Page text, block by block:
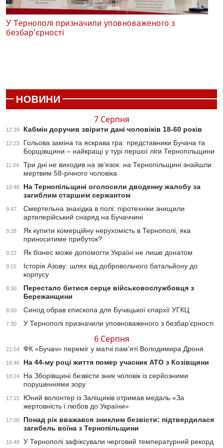
У Тернополі призначили уповноваженого з
безбар’єрності
НОВИНИ
7 Серпня
12:39 Кабмін доручив звірити дані чоловіків 18-60 років
12:23
Гольова заміна та яскрава гра: представники Бучача та
Борщівщини – найкращі у турі першої ліги Тернопільщини
11:04
Три дні не виходив на зв’язок: на Тернопільщині знайшли
мертвим 58-річного чоловіка
10:48
На Тернопільщині оголосили дводенну жалобу за
загиблим старшим сержантом
9:47
Смертельна знахідка в полі: піротехніки знищили
артилерійський снаряд на Бучаччині
9:28
Як купити комерційну нерухомість в Тернополі, яка
приноситиме прибуток?
9:22 Як бізнес може допомогти Україні не лише донатом
9:15
Історія Азову: шлях від добровольчого батальйону до
корпусу
8:30
Перестало битися серце військовослужбовця з
Бережанщини
8:00 Синод обрав єпископа для Бучацької єпархії УГКЦ
7:30 У Тернополі призначили уповноваженого з безбар’єрності
6 Серпня
21:54 ФК «Бучач» переміг у матчі пам’яті Володимира Дроня
18:46 На 44-му році життя помер учасник АТО з Козівщини
18:24
На Зборівщині безвісти зник чоловік із серйозними
порушеннями зору
17:15
Юний волонтер із Заліщиків отримав медаль «За
жертовність і любов до України»
17:00
Понад рік вважався зниклим безвісти: підтвердилася
загибель воїна з Тернопільщини
16:48 У Тернополі зафіксували черговий температурний рекорд